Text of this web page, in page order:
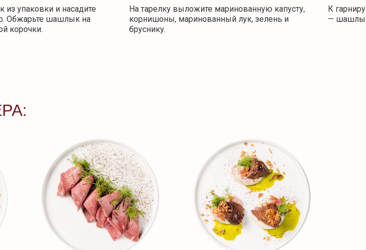
упаковки и насадите
Обжарьте шашлык на
корочки.
На тарелку выложите маринованную капусту,
корнишоны, маринованный лук, зелень и
бруснику.
К
—